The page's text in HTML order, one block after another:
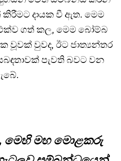
දායක වී ඇත. මෙම
ගත් කල, මෙම බෝම්බ
වූවක් වුවද, ඊට ජාත්‍යන්තර
පැවති බවට වන
මෙහි මහ මොළකරු